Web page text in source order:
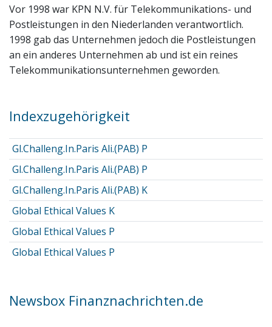
Vor 1998 war KPN N.V. für Telekommunikations- und
Postleistungen in den Niederlanden verantwortlich.
1998 gab das Unternehmen jedoch die Postleistungen
an ein anderes Unternehmen ab und ist ein reines
Telekommunikationsunternehmen geworden.
Indexzugehörigkeit
Gl.Challeng.In.Paris Ali.(PAB) P
Gl.Challeng.In.Paris Ali.(PAB) P
Gl.Challeng.In.Paris Ali.(PAB) K
Global Ethical Values K
Global Ethical Values P
Global Ethical Values P
Newsbox Finanznachrichten.de